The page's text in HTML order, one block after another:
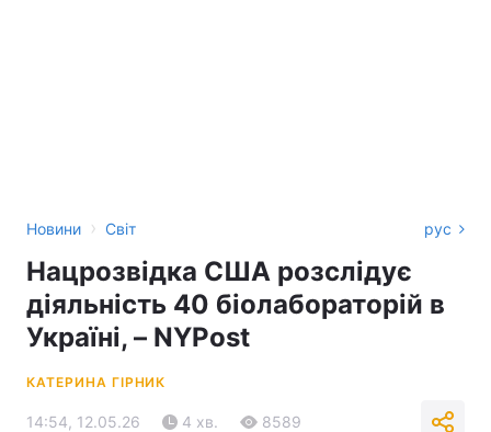
Новини › Світ рус
Нацрозвідка США розслідує
діяльність 40 біолабораторій в
Україні, – NYPost
КАТЕРИНА ГІРНИК
14:54, 12.05.26 4 хв. 8589